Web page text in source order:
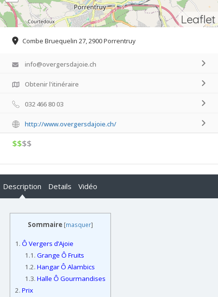
Leaflet
Combe Bruequelin 27, 2900 Porrentruy
info@overgersdajoie.ch
Obtenir l'itinéraire
032 466 80 03
http://www.overgersdajoie.ch/
$$$$
Description Details Vidéo
Sommaire [masquer]
1. Ô Vergers d’Ajoie
1.1. Grange Ô Fruits
1.2. Hangar Ô Alambics
1.3. Halle Ô Gourmandises
2. Prix